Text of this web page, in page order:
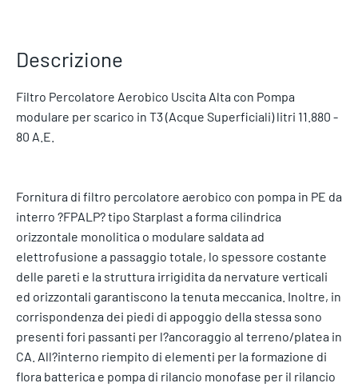
Descrizione
Filtro Percolatore Aerobico Uscita Alta con Pompa
modulare per scarico in T3 (Acque Superficiali) litri 11.880 -
80 A.E.
Fornitura di filtro percolatore aerobico con pompa in PE da
interro ?FPALP? tipo Starplast a forma cilindrica
orizzontale monolitica o modulare saldata ad
elettrofusione a passaggio totale, lo spessore costante
delle pareti e la struttura irrigidita da nervature verticali
ed orizzontali garantiscono la tenuta meccanica. Inoltre, in
corrispondenza dei piedi di appoggio della stessa sono
presenti fori passanti per l?ancoraggio al terreno/platea in
CA. All?interno riempito di elementi per la formazione di
flora batterica e pompa di rilancio monofase per il rilancio